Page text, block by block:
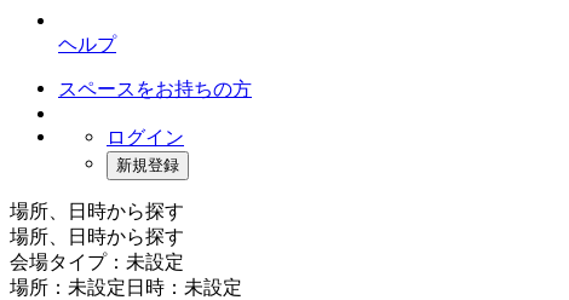
ヘルプ
スペースをお持ちの方
ログイン
新規登録
場所、日時から探す
場所、日時から探す
会場タイプ：未設定
場所：未設定日時：未設定